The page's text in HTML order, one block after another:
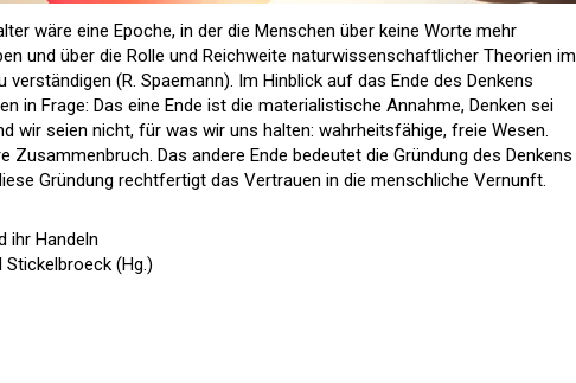
wäre eine Epoche, in der die Menschen über keine Worte mehr
und über die Rolle und Reichweite naturwissenschaftlicher Theorien im
(R. Spaemann). Im Hinblick auf das Ende des Denkens
in Frage: Das eine Ende ist die materialistische Annahme, Denken sei
wir seien nicht, für was wir uns halten: wahrheitsfähige, freie Wesen.
Zusammenbruch. Das andere Ende bedeutet die Gründung des Denkens
Gründung rechtfertigt das Vertrauen in die menschliche Vernunft.
ihr Handeln
(Hg.)